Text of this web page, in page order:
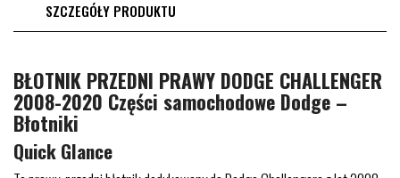
SZCZEGÓŁY PRODUKTU
BŁOTNIK PRZEDNI PRAWY DODGE CHALLENGER
2008-2020 Części samochodowe Dodge –
Błotniki
Quick Glance